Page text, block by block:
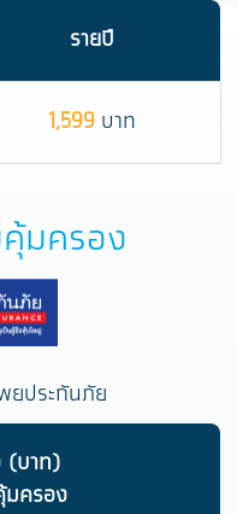
รายปี
1,599 บาท
มครอง
ยประกันภัย
(บาท)
มครอง